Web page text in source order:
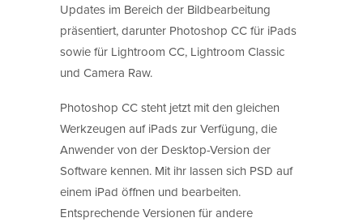
Updates im Bereich der Bildbearbeitung
präsentiert, darunter Photoshop CC für iPads
sowie für Lightroom CC, Lightroom Classic
und Camera Raw.
Photoshop CC steht jetzt mit den gleichen
Werkzeugen auf iPads zur Verfügung, die
Anwender von der Desktop-Version der
Software kennen. Mit ihr lassen sich PSD auf
einem iPad öffnen und bearbeiten.
Entsprechende Versionen für andere